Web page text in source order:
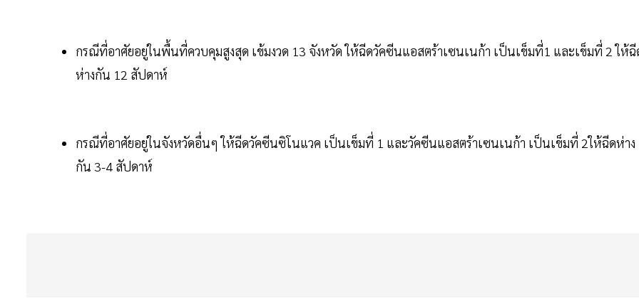
กรณีที่อาศัยอยู่ในพื้นที่ควบคุมสูงสุด เข้มงวด 13 จังหวัด ให้ฉีดวัคซีนแอสตร้าเซนเนก้า เป็นเข็มที่1 และเข็มที่ 2 ให้
ห่างกัน 12 สัปดาห์
กรณีที่อาศัยอยู่ในจังหวัดอื่นๆ ให้ฉีดวัคซีนซิโนแวค เป็นเข็มที่ 1 และวัคซีนแอสตร้าเซนเนก้า เป็นเข็มที่ 2ให้ฉีดห่าง
กัน 3-4 สัปดาห์